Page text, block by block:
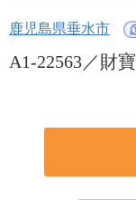
鹿児島県垂水市
A1-22563／財